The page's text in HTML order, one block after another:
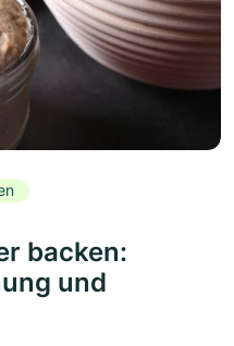
backen:
und